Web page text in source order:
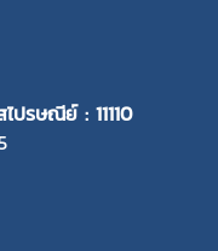
ปรษณีย์ : 11110